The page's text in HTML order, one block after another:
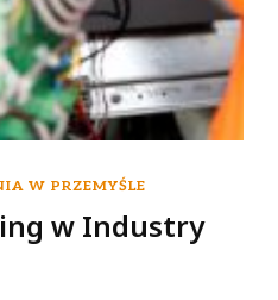
W PRZEMYŚLE
w Industry